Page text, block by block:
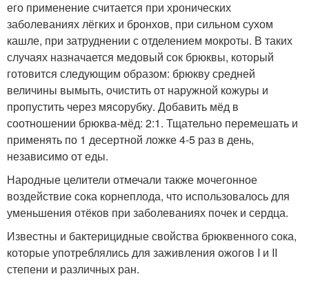
его применение считается при хронических
заболеваниях лёгких и бронхов, при сильном сухом
кашле, при затруднении с отделением мокроты. В таких
случаях назначается медовый сок брюквы, который
готовится следующим образом: брюкву средней
величины вымыть, очистить от наружной кожуры и
пропустить через мясорубку. Добавить мёд в
соотношении брюква-мёд: 2:1. Тщательно перемешать и
применять по 1 десертной ложке 4-5 раз в день,
независимо от еды.
Народные целители отмечали также мочегонное
воздействие сока корнеплода, что использовалось для
уменьшения отёков при заболеваниях почек и сердца.
Известны и бактерицидные свойства брюквенного сока,
которые употреблялись для заживления ожогов I и II
степени и различных ран.